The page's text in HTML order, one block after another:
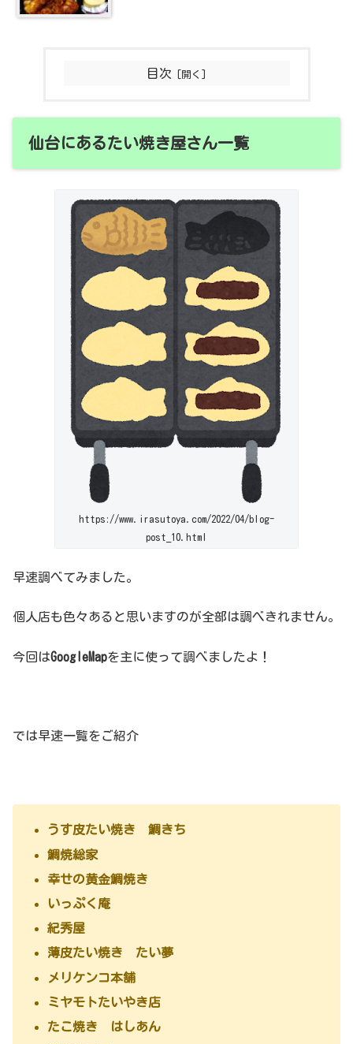
目次
仙台にあるたい焼き屋さん一覧
https://www.irasutoya.com/2022/04/blog-
post_10.html
早速調べてみました。
個人店も色々あると思いますのが全部は調べきれません。
今回はGoogleMapを主に使って調べましたよ！
では早速一覧をご紹介
うす皮たい焼き 鯛きち
鯛焼総家
幸せの黄金鯛焼き
いっぷく庵
紀秀屋
薄皮たい焼き たい夢
メリケンコ本舗
ミヤモトたいやき店
たこ焼き はしあん